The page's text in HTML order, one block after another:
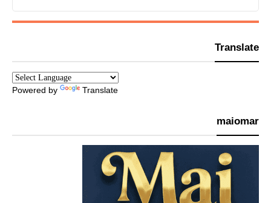
Translate
Powered by Translate
maiomar